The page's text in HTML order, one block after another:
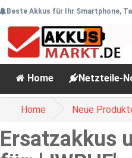
Beste Akkus für Ihr Smartphone,
Home Netzteile-
Home Neue
Ersatzakkus